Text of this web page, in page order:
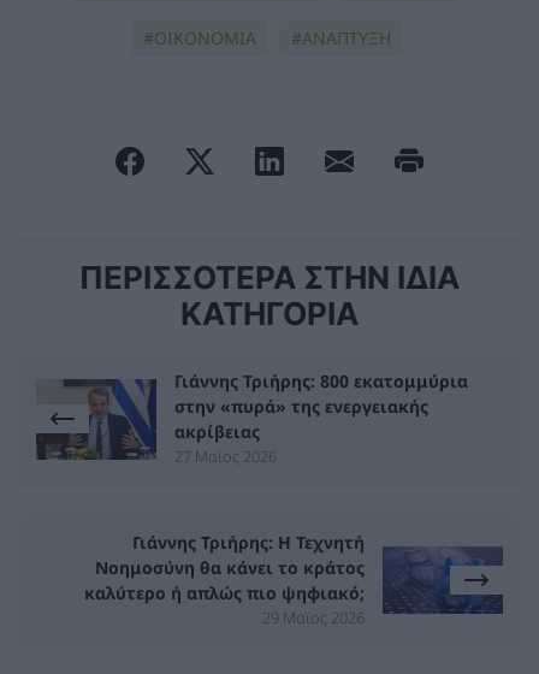
ΟΙΚΟΝΟΜΙΑ ΑΝΑΠΤΥΞΗ
ΠΕΡΙΣΣΟΤΕΡΑ ΣΤΗΝ ΙΔΙΑ
ΚΑΤΗΓΟΡΙΑ
Γιάννης Τριήρης: 800 εκατομμύρια
στην «πυρά» της ενεργειακής
ακρίβειας
27 Μαϊος 2026
Γιάννης Τριήρης: Η Τεχνητή
Νοημοσύνη θα κάνει το κράτος
καλύτερο ή απλώς πιο ψηφιακό;
29 Μαϊος 2026